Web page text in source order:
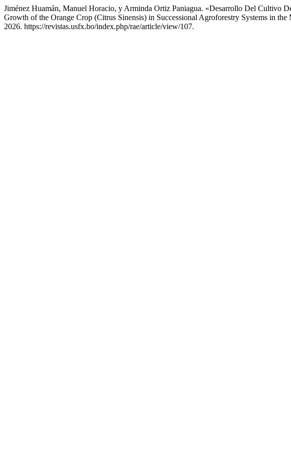
Jiménez Huamán, Manuel Horacio, y Arminda Ortiz Paniagua. «Desarrollo Del Cultivo
Growth of the Orange Crop (Citrus Sinensis) in Successional Agroforestry Systems in
2026. https://revistas.usfx.bo/index.php/rae/article/view/107.